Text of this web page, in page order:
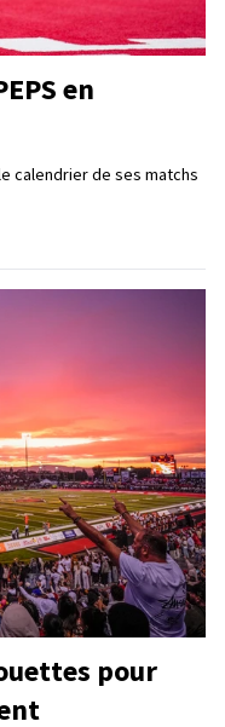
en
calendrier de ses matchs
pour